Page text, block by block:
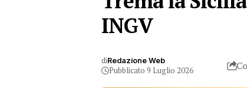
INGV
diRedazione Web
Pubblicato 9 Luglio 2026